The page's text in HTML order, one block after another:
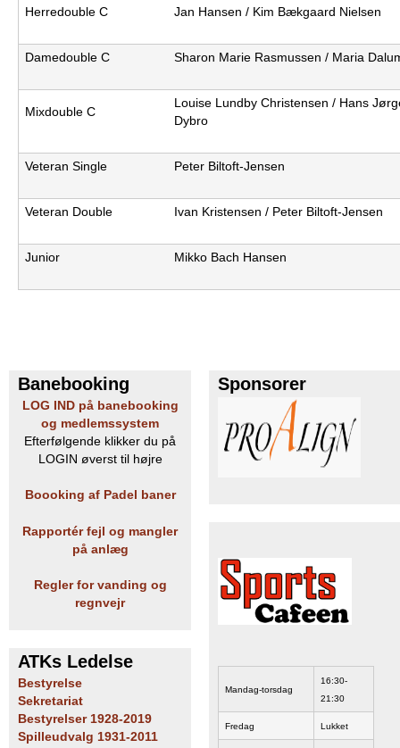
Herredouble C Jan Hansen / Kim Bækgaard Nielsen
Damedouble C Sharon Marie Rasmussen / Maria
Mixdouble C
Louise Lundby Christensen / Hans
Dybro
Veteran Single Peter Biltoft-Jensen
Veteran Double Ivan Kristensen / Peter Biltoft-Jensen
Junior Mikko Bach Hansen
Banebooking
LOG IND på banebooking
og medlemssystem
Efterfølgende klikker du på
LOGIN øverst til højre
Boooking af Padel baner
Rapportér fejl og mangler
på anlæg
Regler for vanding og
regnvejr
ATKs Ledelse
Bestyrelse
Sekretariat
Bestyrelser 1928-2019
Spilleudvalg 1931-2011
Sponsorer
Mandag-torsdag
16:30-
21:30
Fredag Lukket